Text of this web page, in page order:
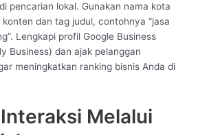
pencarian lokal. Gunakan nama kota
dan tag judul, contohnya “jasa
Lengkapi profil Google Business
Business) dan ajak pelanggan
meningkatkan ranking bisnis Anda di
Melalui